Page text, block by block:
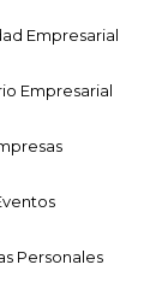
Empresarial
Empresarial
Personales